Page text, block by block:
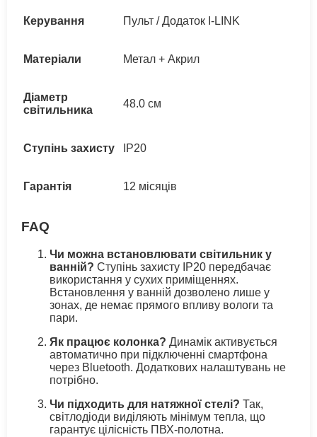
Керування Пульт / Додаток I-LINK
Матеріали Метал + Акрил
Діаметр
світильника
48.0 см
Ступінь захисту IP20
Гарантія 12 місяців
FAQ
Чи можна встановлювати світильник у
ванній? Ступінь захисту IP20 передбачає
використання у сухих приміщеннях.
Встановлення у ванній дозволено лише у
зонах, де немає прямого впливу вологи та
пари.
Як працює колонка? Динамік активується
автоматично при підключенні смартфона
через Bluetooth. Додаткових налаштувань не
потрібно.
Чи підходить для натяжної стелі? Так,
світлодіоди виділяють мінімум тепла, що
гарантує цілісність ПВХ-полотна.